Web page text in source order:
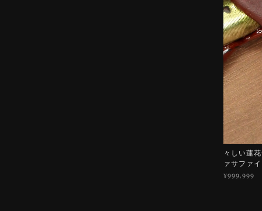
々しい蓮
ァサファ
¥999,999